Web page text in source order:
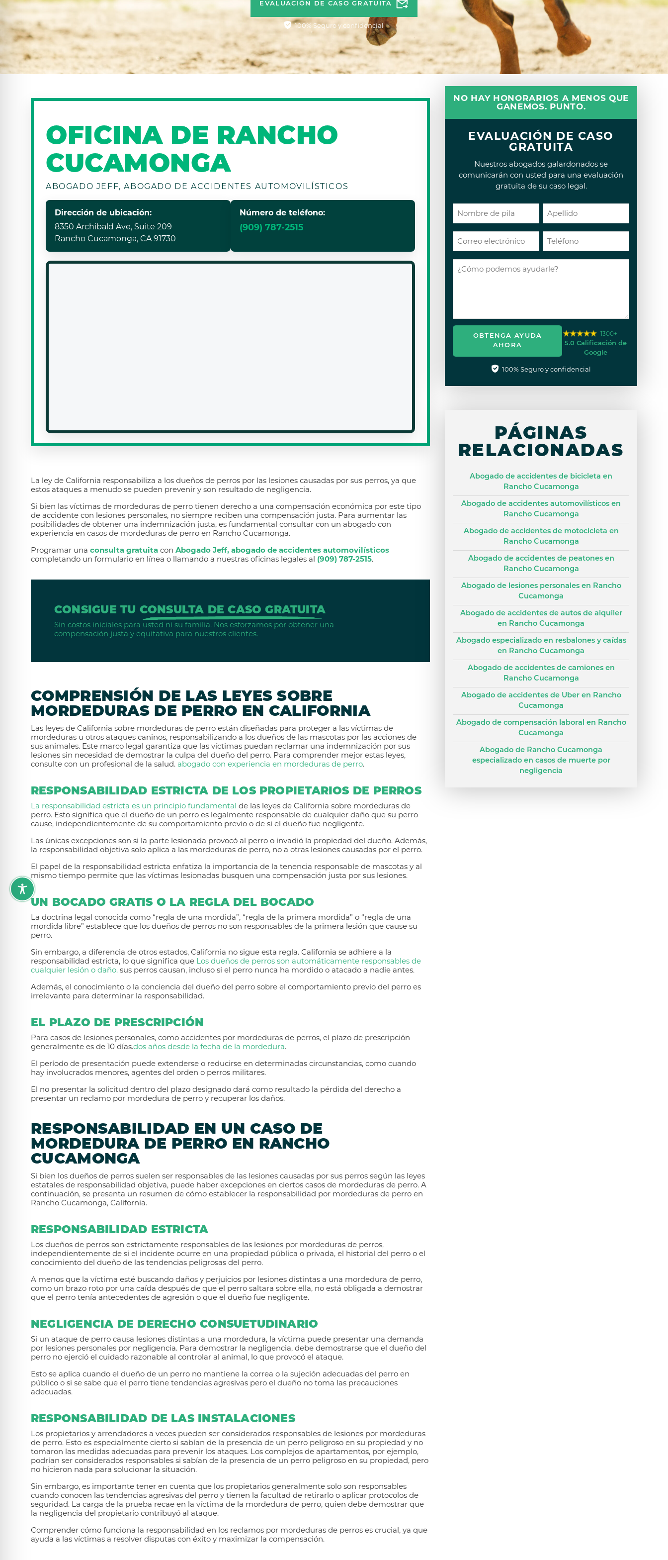
EVALUACIÓN DE CASO GRATUITA
100% Seguro y confidencial
OFICINA DE RANCHO
CUCAMONGA
ABOGADO JEFF, ABOGADO DE ACCIDENTES AUTOMOVILÍSTICOS
Dirección de ubicación:
8350 Archibald Ave, Suite 209
Rancho Cucamonga, CA 91730
Número de teléfono:
(909) 787-2515
La ley de California responsabiliza a los dueños de perros por las lesiones causadas por sus perros, ya que
estos ataques a menudo se pueden prevenir y son resultado de negligencia.
Si bien las víctimas de mordeduras de perro tienen derecho a una compensación económica por este tipo
de accidente con lesiones personales, no siempre reciben una compensación justa. Para aumentar las
posibilidades de obtener una indemnización justa, es fundamental consultar con un abogado con
experiencia en casos de mordeduras de perro en Rancho Cucamonga.
Programar una consulta gratuita con Abogado Jeff, abogado de accidentes automovilísticos
completando un formulario en línea o llamando a nuestras oficinas legales al (909) 787-2515.
CONSIGUE TU CONSULTA DE CASO GRATUITA
Sin costos iniciales para usted ni su familia. Nos esforzamos por obtener una
compensación justa y equitativa para nuestros clientes.
COMPRENSIÓN DE LAS LEYES SOBRE
MORDEDURAS DE PERRO EN CALIFORNIA
Las leyes de California sobre mordeduras de perro están diseñadas para proteger a las víctimas de
mordeduras u otros ataques caninos, responsabilizando a los dueños de las mascotas por las acciones de
sus animales. Este marco legal garantiza que las víctimas puedan reclamar una indemnización por sus
lesiones sin necesidad de demostrar la culpa del dueño del perro. Para comprender mejor estas leyes,
consulte con un profesional de la salud. abogado con experiencia en mordeduras de perro.
RESPONSABILIDAD ESTRICTA DE LOS PROPIETARIOS DE PERROS
La responsabilidad estricta es un principio fundamental de las leyes de California sobre mordeduras de
perro. Esto significa que el dueño de un perro es legalmente responsable de cualquier daño que su perro
cause, independientemente de su comportamiento previo o de si el dueño fue negligente.
Las únicas excepciones son si la parte lesionada provocó al perro o invadió la propiedad del dueño. Además,
la responsabilidad objetiva solo aplica a las mordeduras de perro, no a otras lesiones causadas por el perro.
El papel de la responsabilidad estricta enfatiza la importancia de la tenencia responsable de mascotas y al
mismo tiempo permite que las víctimas lesionadas busquen una compensación justa por sus lesiones.
UN BOCADO GRATIS O LA REGLA DEL BOCADO
La doctrina legal conocida como “regla de una mordida”, “regla de la primera mordida” o “regla de una
mordida libre” establece que los dueños de perros no son responsables de la primera lesión que cause su
perro.
Sin embargo, a diferencia de otros estados, California no sigue esta regla. California se adhiere a la
responsabilidad estricta, lo que significa que Los dueños de perros son automáticamente responsables de
cualquier lesión o daño. sus perros causan, incluso si el perro nunca ha mordido o atacado a nadie antes.
Además, el conocimiento o la conciencia del dueño del perro sobre el comportamiento previo del perro es
irrelevante para determinar la responsabilidad.
EL PLAZO DE PRESCRIPCIÓN
Para casos de lesiones personales, como accidentes por mordeduras de perros, el plazo de prescripción
generalmente es de 10 días.dos años desde la fecha de la mordedura.
El período de presentación puede extenderse o reducirse en determinadas circunstancias, como cuando
hay involucrados menores, agentes del orden o perros militares.
El no presentar la solicitud dentro del plazo designado dará como resultado la pérdida del derecho a
presentar un reclamo por mordedura de perro y recuperar los daños.
RESPONSABILIDAD EN UN CASO DE
MORDEDURA DE PERRO EN RANCHO
CUCAMONGA
Si bien los dueños de perros suelen ser responsables de las lesiones causadas por sus perros según las leyes
estatales de responsabilidad objetiva, puede haber excepciones en ciertos casos de mordeduras de perro. A
continuación, se presenta un resumen de cómo establecer la responsabilidad por mordeduras de perro en
Rancho Cucamonga, California.
RESPONSABILIDAD ESTRICTA
Los dueños de perros son estrictamente responsables de las lesiones por mordeduras de perros,
independientemente de si el incidente ocurre en una propiedad pública o privada, el historial del perro o el
conocimiento del dueño de las tendencias peligrosas del perro.
A menos que la víctima esté buscando daños y perjuicios por lesiones distintas a una mordedura de perro,
como un brazo roto por una caída después de que el perro saltara sobre ella, no está obligada a demostrar
que el perro tenía antecedentes de agresión o que el dueño fue negligente.
NEGLIGENCIA DE DERECHO CONSUETUDINARIO
Si un ataque de perro causa lesiones distintas a una mordedura, la víctima puede presentar una demanda
por lesiones personales por negligencia. Para demostrar la negligencia, debe demostrarse que el dueño del
perro no ejerció el cuidado razonable al controlar al animal, lo que provocó el ataque.
Esto se aplica cuando el dueño de un perro no mantiene la correa o la sujeción adecuadas del perro en
público o si se sabe que el perro tiene tendencias agresivas pero el dueño no toma las precauciones
adecuadas.
RESPONSABILIDAD DE LAS INSTALACIONES
Los propietarios y arrendadores a veces pueden ser considerados responsables de lesiones por mordeduras
de perro. Esto es especialmente cierto si sabían de la presencia de un perro peligroso en su propiedad y no
tomaron las medidas adecuadas para prevenir los ataques. Los complejos de apartamentos, por ejemplo,
podrían ser considerados responsables si sabían de la presencia de un perro peligroso en su propiedad, pero
no hicieron nada para solucionar la situación.
Sin embargo, es importante tener en cuenta que los propietarios generalmente solo son responsables
cuando conocen las tendencias agresivas del perro y tienen la facultad de retirarlo o aplicar protocolos de
seguridad. La carga de la prueba recae en la víctima de la mordedura de perro, quien debe demostrar que
la negligencia del propietario contribuyó al ataque.
Comprender cómo funciona la responsabilidad en los reclamos por mordeduras de perros es crucial, ya que
ayuda a las víctimas a resolver disputas con éxito y maximizar la compensación.
NO HAY HONORARIOS A MENOS QUE
GANEMOS. PUNTO.
EVALUACIÓN DE CASO
GRATUITA
Nuestros abogados galardonados se
comunicarán con usted para una evaluación
gratuita de su caso legal.
OBTENGA AYUDA
AHORA
1300+
5.0 Calificación de
Google
100% Seguro y confidencial
PÁGINAS
RELACIONADAS
Abogado de accidentes de bicicleta en
Rancho Cucamonga
Abogado de accidentes automovilísticos en
Rancho Cucamonga
Abogado de accidentes de motocicleta en
Rancho Cucamonga
Abogado de accidentes de peatones en
Rancho Cucamonga
Abogado de lesiones personales en Rancho
Cucamonga
Abogado de accidentes de autos de alquiler
en Rancho Cucamonga
Abogado especializado en resbalones y caídas
en Rancho Cucamonga
Abogado de accidentes de camiones en
Rancho Cucamonga
Abogado de accidentes de Uber en Rancho
Cucamonga
Abogado de compensación laboral en Rancho
Cucamonga
Abogado de Rancho Cucamonga
especializado en casos de muerte por
negligencia